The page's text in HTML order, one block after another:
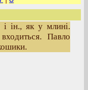
ін., як у млині.
Павло